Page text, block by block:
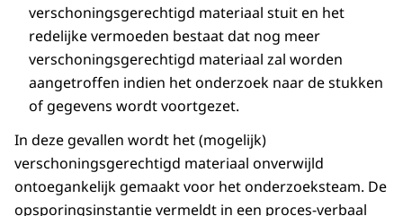
verschoningsgerechtigd materiaal stuit en het
redelijke vermoeden bestaat dat nog meer
verschoningsgerechtigd materiaal zal worden
aangetroffen indien het onderzoek naar de stukken
of gegevens wordt voortgezet.
In deze gevallen wordt het (mogelijk)
verschoningsgerechtigd materiaal onverwijld
ontoegankelijk gemaakt voor het onderzoeksteam. De
opsporingsinstantie vermeldt in een proces-verbaal